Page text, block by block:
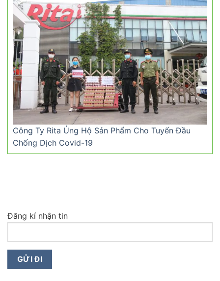
Công Ty Rita Ủng Hộ Sản Phẩm Cho Tuyến Đầu
Chống Dịch Covid-19
Đăng kí nhận tin